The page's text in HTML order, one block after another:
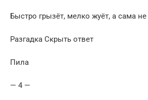
Быстро грызёт, мелко жуёт, а сама не
Разгадка Скрыть ответ
Пила
— 4 —